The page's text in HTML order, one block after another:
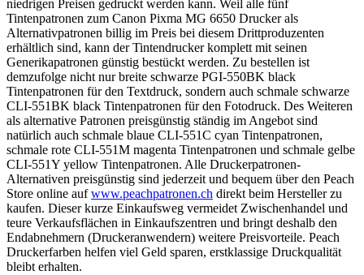
niedrigen Preisen gedruckt werden kann. Weil alle fünf
Tintenpatronen zum Canon Pixma MG 6650 Drucker als
Alternativpatronen billig im Preis bei diesem Drittproduzenten
erhältlich sind, kann der Tintendrucker komplett mit seinen
Generikapatronen günstig bestückt werden. Zu bestellen ist
demzufolge nicht nur breite schwarze PGI-550BK black
Tintenpatronen für den Textdruck, sondern auch schmale schwarze
CLI-551BK black Tintenpatronen für den Fotodruck. Des Weiteren
als alternative Patronen preisgünstig ständig im Angebot sind
natürlich auch schmale blaue CLI-551C cyan Tintenpatronen,
schmale rote CLI-551M magenta Tintenpatronen und schmale gelbe
CLI-551Y yellow Tintenpatronen. Alle Druckerpatronen-
Alternativen preisgünstig sind jederzeit und bequem über den Peach
Store online aufwww.peachpatronen.ch direkt beim Hersteller zu
kaufen. Dieser kurze Einkaufsweg vermeidet Zwischenhandel und
teure Verkaufsflächen in Einkaufszentren und bringt deshalb den
Endabnehmern (Druckeranwendern) weitere Preisvorteile. Peach
Druckerfarben helfen viel Geld sparen, erstklassige Druckqualität
bleibt erhalten.